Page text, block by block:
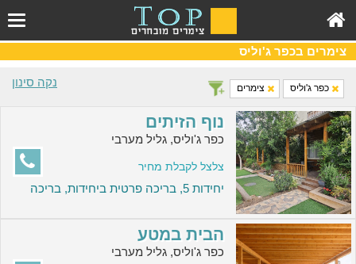
צימרים בכפר ג'וליס
נקה סינון כפר ג'וליס צימרים
נוף הזיתים
כפר ג'וליס, גליל מערבי
צלצל לקבלת מחיר
יחידות 5, בריכה פרטית ביחידות, בריכה
הבית במטע
כפר ג'וליס, גליל מערבי